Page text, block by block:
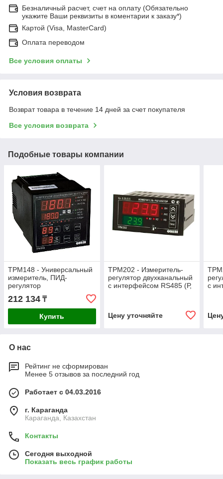
Безналичный расчет, счет на оплату (Обязательно
укажите Ваши реквизиты в коментарии к заказу*)
Картой (Visa, MasterCard)
Оплата переводом
Все условия оплаты
Условия возврата
Возврат товара в течение 14 дней за счет покупателя
Все условия возврата
Подобные товары компании
ТРМ148 - Универсальный
измеритель, ПИД-
регулятор
восьмиканальный RS485
(Р, К, С, Т, И, У)
212 134 ₸
Купить
ТРМ202 - Измеритель-
регулятор двухканальный
с интерфейсом RS485 (Р,
Цену уточняйте
с
О нас
Рейтинг не сформирован
Менее 5 отзывов за последний год
Работает с 04.03.2016
г. Караганда
Караганда, Казахстан
Контакты
Сегодня выходной
Показать весь график работы